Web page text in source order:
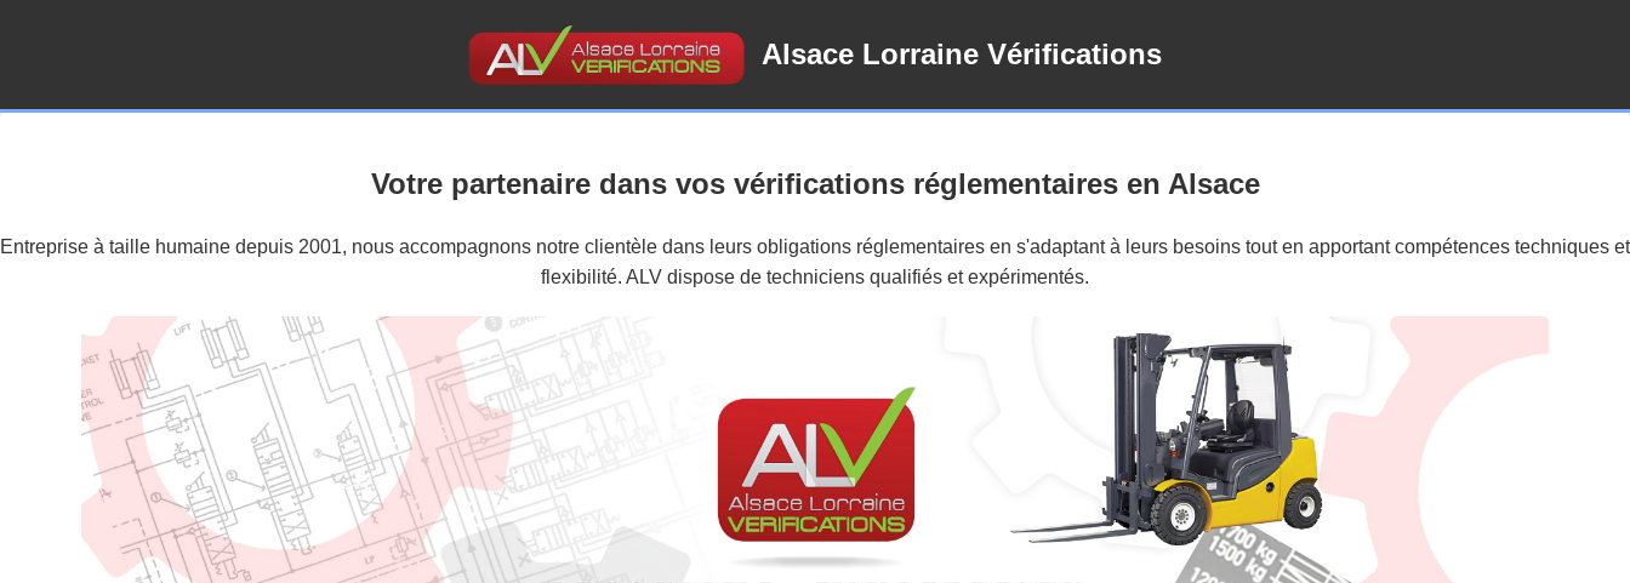
Alsace Lorraine Vérifications
Votre partenaire dans vos vérifications réglementaires en Alsace
Entreprise à taille humaine depuis 2001, nous accompagnons notre clientèle dans leurs obligations réglementaires en s'adaptant à leurs besoins tout en apportant compétences techniques et
flexibilité. ALV dispose de techniciens qualifiés et expérimentés.